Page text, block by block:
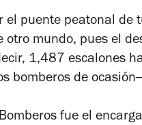
el puente peatonal de
otro mundo, pues el
1,487 escalones
bomberos de ocasión
fue el